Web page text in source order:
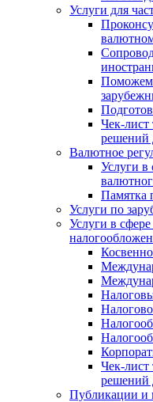
Услуги для
Поможем
Чек-
решений
Валютное
Услуги в
Памятка
Услуги по
Услуги в
Чек-
решений
Публикации и